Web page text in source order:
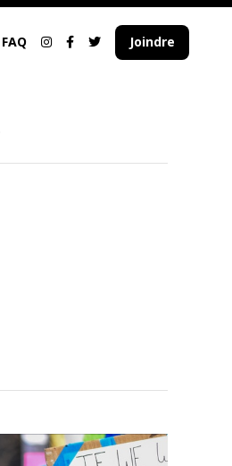
FAQ Joindre